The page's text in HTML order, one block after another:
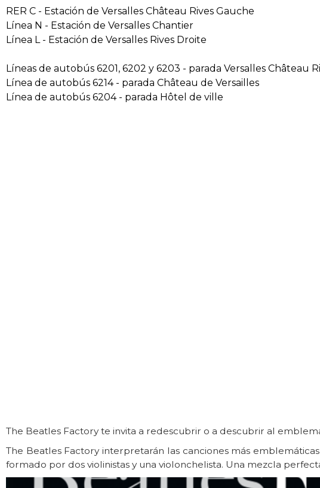
RER C - Estación de Versalles Château Rives Gauche
Línea N - Estación de Versalles Chantier
Línea L - Estación de Versalles Rives Droite
Líneas de autobús 6201, 6202 y 6203 - parada Versalles Château
Línea de autobús 6214 - parada Château de Versailles
Línea de autobús 6204 - parada Hôtel de ville
The Beatles Factory te invita a redescubrir o a descubrir al
The Beatles Factory interpretarán las canciones más
formado por dos violinistas y una violonchelista. Una mezcla